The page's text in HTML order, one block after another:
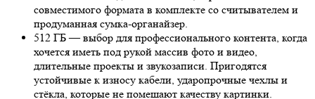
совместимого формата в комплекте со считывателем и
продуманная сумка-органайзер.
512 ГБ — выбор для профессионального контента, когда
хочется иметь под рукой массив фото и видео,
длительные проекты и звукозаписи. Пригодятся
устойчивые к износу кабели, ударопрочные чехлы и
стёкла, которые не помешают качеству картинки.